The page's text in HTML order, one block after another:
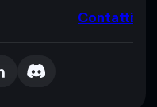
Contatti